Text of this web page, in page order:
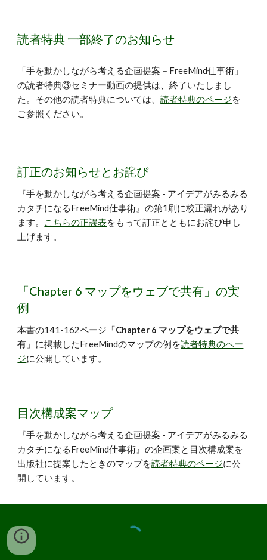
読者特典 一部終了のお知らせ
「手を動かしながら考える企画提案－FreeMind仕事術」
の読者特典③セミナー動画の提供は、終了いたしまし
た。その他の読者特典については、読者特典のページを
ご参照ください。
訂正のお知らせとお詫び
『手を動かしながら考える企画提案 - アイデアがみるみる
カタチになるFreeMind仕事術』の第1刷に校正漏れがあり
ます。 こちらの正誤表をもって訂正とともにお詫び申し
上げます。
「Chapter 6 マップをウェブで共有」の実
例
本書の141-162ページ「Chapter 6 マップをウェブで共
有 」に掲載したFreeMindのマップの例を読者特典のペー
ジに公開しています。
目次構成案マップ
『手を動かしながら考える企画提案 - アイデアがみるみる
カタチになるFreeMind仕事術』の企画案と目次構成案を
出版社に提案したときのマップを読者特典のページに公
開しています。